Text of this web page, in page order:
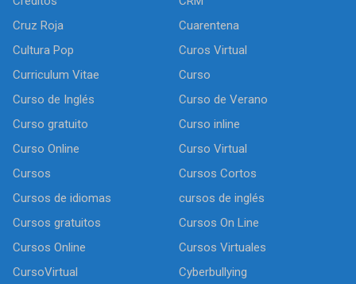
Cruz Roja
Cuarentena
Cultura Pop
Curos Virtual
Curriculum Vitae
Curso
Curso de Inglés
Curso de Verano
Curso gratuito
Curso inline
Curso Online
Curso Virtual
Cursos
Cursos Cortos
Cursos de idiomas
cursos de inglés
Cursos gratuitos
Cursos On Line
Cursos Online
Cursos Virtuales
CursoVirtual
Cyberbullying